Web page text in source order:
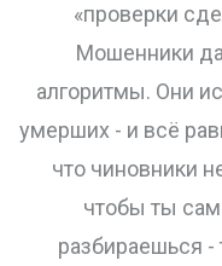
«проверки
Мошенники
алгоритмы. Они
умерших - и всё
что чиновники
чтобы ты сам
разбираешься -